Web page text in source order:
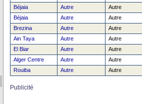
Béjaia
Autre Autre
Béjaia
Autre Autre
Brezina
Autre Autre
Ain Taya
Autre Autre
El Biar
Autre Autre
Alger Centre
Autre Autre
Rouiba
Autre Autre
Publicité